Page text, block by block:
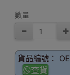
數量
貨品編號：
查貨